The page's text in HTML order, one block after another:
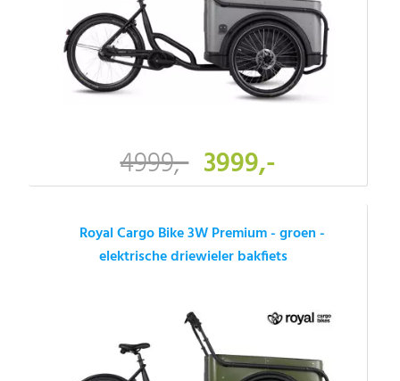
4999,- 3999,-
Royal Cargo Bike 3W Premium - groen -
elektrische driewieler bakfiets